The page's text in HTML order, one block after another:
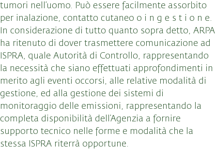
tumori nell’uomo. Può essere facilmente assorbito
per inalazione, contatto cutaneo o i n g e s t i o n e.
In considerazione di tutto quanto sopra detto, ARPA
ha ritenuto di dover trasmettere comunicazione ad
ISPRA, quale Autorità di Controllo, rappresentando
la necessità che siano effettuati approfondimenti in
merito agli eventi occorsi, alle relative modalità di
gestione, ed alla gestione dei sistemi di
monitoraggio delle emissioni, rappresentando la
completa disponibilità dell’Agenzia a fornire
supporto tecnico nelle forme e modalità che la
stessa ISPRA riterrà opportune.